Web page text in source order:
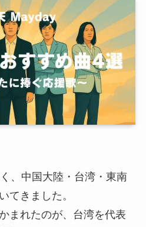
、中国大陸・台湾・東南
てきました。
まれたのが、台湾を代表